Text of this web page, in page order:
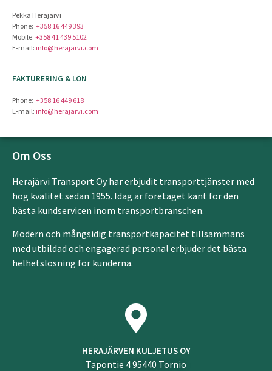
Pekka Herajärvi
Phone: +358 16 449 393
Mobile: +358 41 439 5102
E-mail: info@herajarvi.com
FAKTURERING & LÖN
Phone: +358 16 449 618
E-mail: info@herajarvi.com
Om Oss
Herajärvi Transport Oy har erbjudit transporttjänster med
hög kvalitet sedan 1955. Idag är företaget känt för den
bästa kundservicen inom transportbranschen.
Modern och mångsidig transportkapacitet tillsammans
med utbildad och engagerad personal erbjuder det bästa
helhetslösning för kunderna.
HERAJÄRVEN KULJETUS OY
Tapontie 4 95440 Tornio